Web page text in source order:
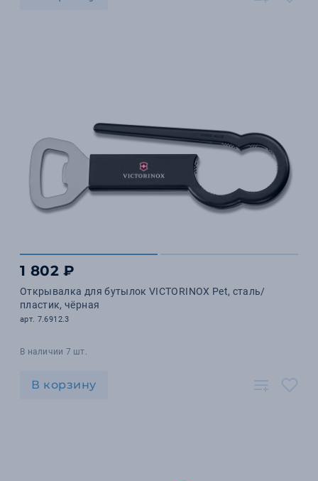
1 802 ₽
Открывалка для бутылок VICTORINOX Pet, сталь/
пластик, чёрная
арт. 7.6912.3
В наличии 7 шт.
В корзину